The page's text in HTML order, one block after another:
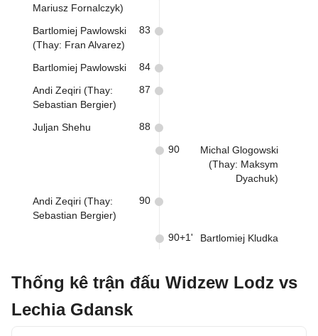
Mariusz Fornalczyk)
Bartlomiej Pawlowski
(Thay: Fran Alvarez)
83
Bartlomiej Pawlowski 84
Andi Zeqiri (Thay:
Sebastian Bergier)
87
Juljan Shehu 88
Michal Glogowski
(Thay: Maksym
Dyachuk)
90
Andi Zeqiri (Thay:
Sebastian Bergier)
90
Bartlomiej Kludka
90+1'
Thống kê trận đấu Widzew Lodz vs
Lechia Gdansk